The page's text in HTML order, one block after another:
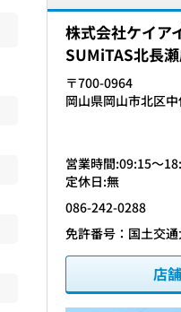
株式会社ケイア
SUMiTAS北長
〒700-0964
岡山県岡山市北区
営業時間:09:15〜
定休日:無
086-242-0288
免許番号：国土交
店